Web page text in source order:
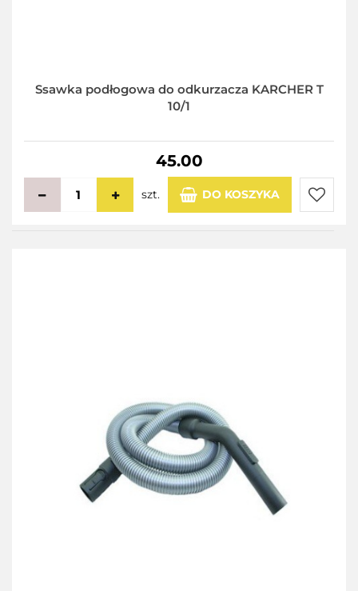
Ssawka podłogowa do odkurzacza KARCHER T
10/1
45.00
szt. DO KOSZYKA